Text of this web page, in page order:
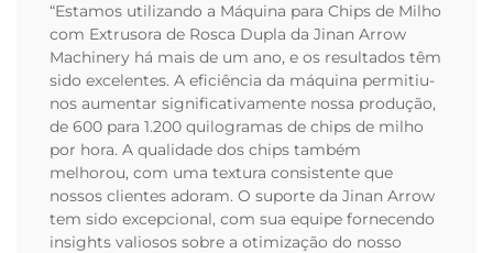
“Estamos utilizando a Máquina para Chips de Milho
com Extrusora de Rosca Dupla da Jinan Arrow
Machinery há mais de um ano, e os resultados têm
sido excelentes. A eficiência da máquina permitiu-
nos aumentar significativamente nossa produção,
de 600 para 1.200 quilogramas de chips de milho
por hora. A qualidade dos chips também
melhorou, com uma textura consistente que
nossos clientes adoram. O suporte da Jinan Arrow
tem sido excepcional, com sua equipe fornecendo
insights valiosos sobre a otimização do nosso